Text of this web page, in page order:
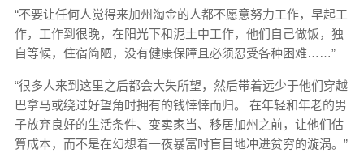
“不要让任何人觉得来加州淘金的人都不愿意努力工作，早起工
作，工作到很晚，在阳光下和泥土中工作，他们自己做饭，独
自等候，住宿简陋，没有健康保障且必须忍受各种困难……”
“很多人来到这里之后都会大失所望，然后带着远少于他们穿越
巴拿马或绕过好望角时拥有的钱悻悻而归。 在年轻和年老的男
子放弃良好的生活条件、变卖家当、移居加州之前，让他们估
算成本，而不是在幻想着一夜暴富时盲目地冲进贫穷的漩涡。”